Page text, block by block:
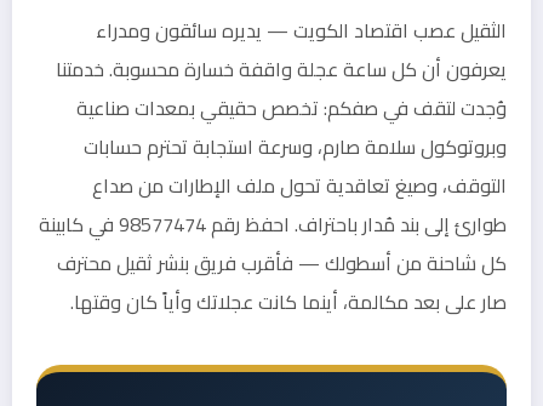
الثقيل عصب اقتصاد الكويت — يديره سائقون ومدراء
يعرفون أن كل ساعة عجلة واقفة خسارة محسوبة. خدمتنا
وُجدت لتقف في صفكم: تخصص حقيقي بمعدات صناعية
وبروتوكول سلامة صارم، وسرعة استجابة تحترم حسابات
التوقف، وصيغ تعاقدية تحول ملف الإطارات من صداع
طوارئ إلى بند مُدار باحتراف. احفظ رقم 98577474 في كابينة
كل شاحنة من أسطولك — فأقرب فريق بنشر ثقيل محترف
صار على بعد مكالمة، أينما كانت عجلاتك وأياً كان وقتها.